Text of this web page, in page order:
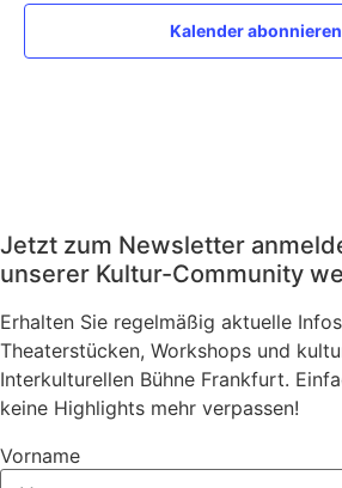
Kalender abonnieren
Jetzt zum Newsletter
unserer Kultur-Community
Erhalten Sie regelmäßig aktuelle
Theaterstücken, Workshops und
Interkulturellen Bühne Frankfurt.
keine Highlights mehr verpassen!
Vorname